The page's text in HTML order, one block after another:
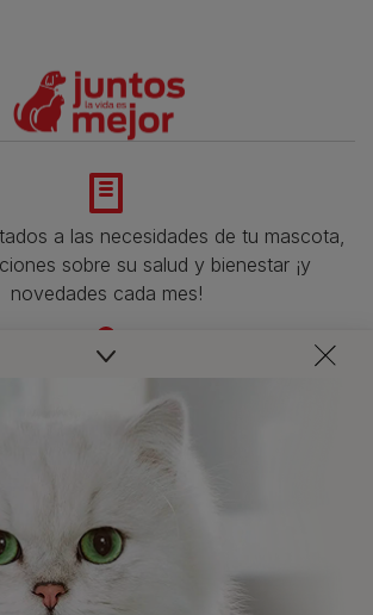
a las necesidades de tu mascota,
sobre su salud y bienestar ¡y
novedades cada mes!
resolver todas tus dudas.​
todas nuestras marcas.​
únete a Purina y empieza